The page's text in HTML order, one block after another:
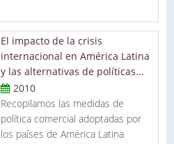
El impacto de la crisis
internacional en América Latina
y las alternativas de políticas...
2010
Recopilamos las medidas de
política comercial adoptadas por
los países de América Latina